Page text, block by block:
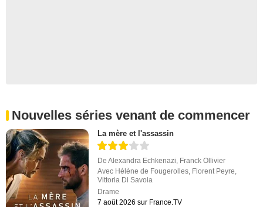
Nouvelles séries venant de commencer
La mère et l'assassin
DeAlexandra Echkenazi Franck Ollivier
Avec Hélène de Fougerolles Florent Peyre
Vittoria Di Savoia
Drame
7 août 2026 sur France.TV